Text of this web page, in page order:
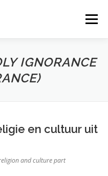
Menu
lezing
Uitweidingen 110-117
Reformation.
IGNORANCE
en cultuur uit
and culture part